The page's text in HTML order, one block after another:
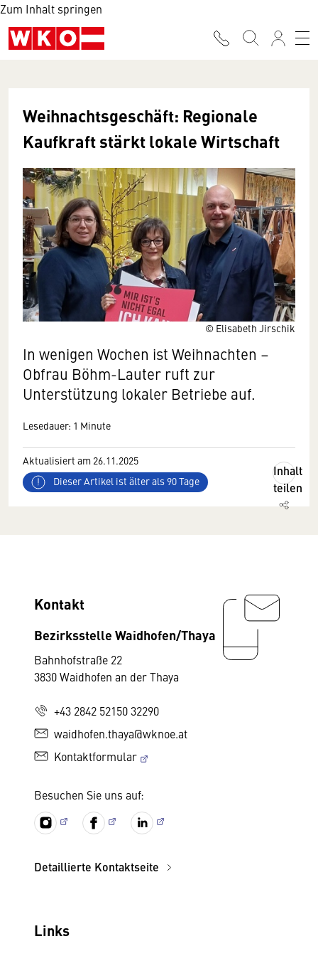
Zum Inhalt springen
© Elisabeth Jirschik
Weihnachtsgeschäft: Regionale
Kaufkraft stärkt lokale Wirtschaft
In wenigen Wochen ist Weihnachten –
Obfrau Böhm-Lauter ruft zur
Unterstützung lokaler Betriebe auf.
Lesedauer: 1 Minute
Aktualisiert am 26.11.2025
Dieser Artikel ist älter als 90 Tage
Inhalt
teilen
Kontakt
Bezirksstelle Waidhofen/Thaya
Bahnhofstraße 22
3830 Waidhofen an der Thaya
+43 2842 52150 32290
waidhofen.thaya@wknoe.at
Kontaktformular
Besuchen Sie uns auf:
Detaillierte Kontaktseite
Links